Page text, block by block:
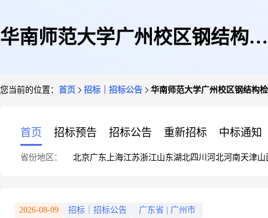
华南师范大学广州校区钢结构检
您当前的位置： 首页 招标｜招标公告 华南师范大学广州校区钢结构
首页 招标预告 招标公告 重新招标 中标通知
省份地区： 北京广东 上海江苏浙江山东湖北四川 河北河南天津山
2026-08-09 招标｜招标公告 广东省 广州市